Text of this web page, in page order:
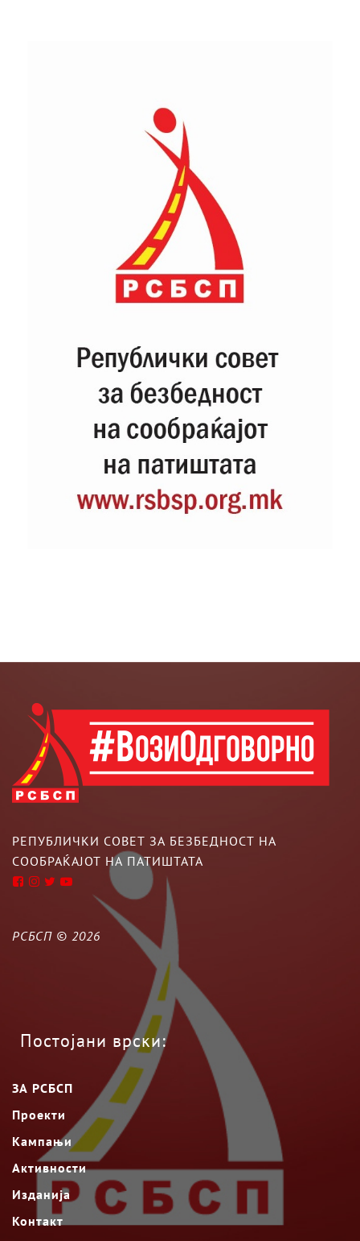
РЕПУБЛИЧКИ СОВЕТ ЗА БЕЗБЕДНОСТ НА
СООБРАЌАЈОТ НА ПАТИШТАТА
РСБСП © 2026
Постојани врски:
ЗА РСБСП
Проекти
Кампањи
Активности
Изданија
Контакт